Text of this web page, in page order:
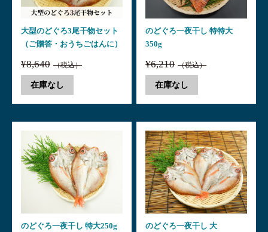
大型のどぐろ3尾干物セット
（ご贈答・おうちごはんに）
¥8,640 （税込）
在庫なし
のどぐろ一夜干し 特特大
350g
¥6,210 （税込）
在庫なし
のどぐろ一夜干し 特大250g のどぐろ一夜干し 大